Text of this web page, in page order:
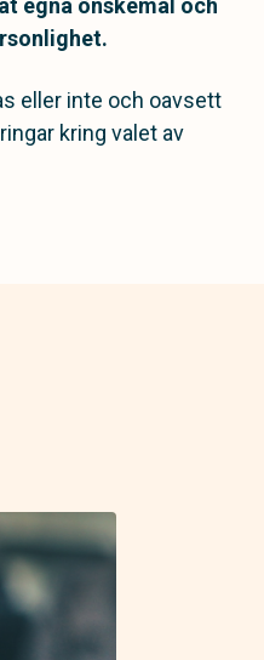
egna önskemål och
eller inte och oavsett
kring valet av